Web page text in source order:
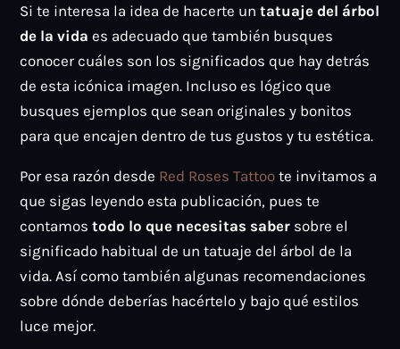
Si te interesa la idea de hacerte un tatuaje del árbol
de la vidaes adecuado que también busques
conocer cuáles son los significados que hay detrás
de esta icónica imagen. Incluso es lógico que
busques ejemplos que sean originales y bonitos
para que encajen dentro de tus gustos y tu estética.
Por esa razón desde Red Roses Tattoo te invitamos a
que sigas leyendo esta publicación, pues te
contamostodo lo que necesitas saber sobre el
significado habitual de un tatuaje del árbol de la
vida. Así como también algunas recomendaciones
sobre dónde deberías hacértelo y bajo qué estilos
luce mejor.